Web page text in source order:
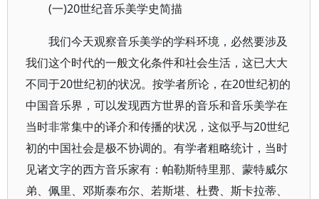
(一)20世纪音乐美学史简描
我们今天观察音乐美学的学科环境，必然要涉及
我们这个时代的一般文化条件和社会生活，这已大大
不同于20世纪初的状况。按学者所论，在20世纪初的
中国音乐界，可以发现西方世界的音乐和音乐美学在
当时非常集中的译介和传播的状况，这似乎与20世纪
初的中国社会是极不协调的。有学者粗略统计，当时
见诸文字的西方音乐家有：帕勒斯特里那、蒙特威尔
弟、佩里、邓斯泰布尔、若斯堪、杜费、斯卡拉蒂、